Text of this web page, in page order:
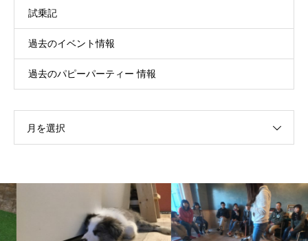
試乗記
過去のイベント情報
過去のパピーパーティー 情報
月を選択